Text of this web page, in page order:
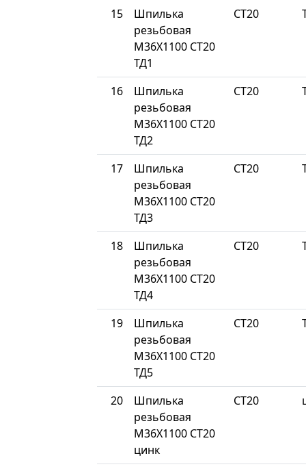
15
Шпилька
резьбовая
М36Х1100 СТ20
ТД1
СТ20
16
Шпилька
резьбовая
М36Х1100 СТ20
ТД2
СТ20
17
Шпилька
резьбовая
М36Х1100 СТ20
ТД3
СТ20
18
Шпилька
резьбовая
М36Х1100 СТ20
ТД4
СТ20
19
Шпилька
резьбовая
М36Х1100 СТ20
ТД5
СТ20
20
Шпилька
резьбовая
М36Х1100 СТ20
цинк
СТ20